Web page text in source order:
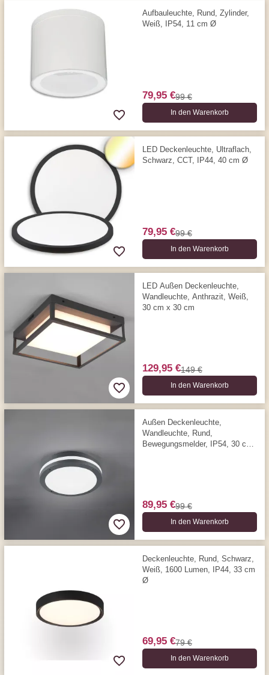
Aufbauleuchte, Rund, Zylinder,
Weiß, IP54, 11 cm Ø
79,95 €99 €
In den Warenkorb
LED Deckenleuchte, Ultraflach,
Schwarz, CCT, IP44, 40 cm Ø
79,95 €99 €
In den Warenkorb
LED Außen Deckenleuchte,
Wandleuchte, Anthrazit, Weiß,
30 cm x 30 cm
129,95 €149 €
In den Warenkorb
Außen Deckenleuchte,
Wandleuchte, Rund,
Bewegungsmelder, IP54, 30 cm
89,95 €99 €
In den Warenkorb
Deckenleuchte, Rund, Schwarz,
Weiß, 1600 Lumen, IP44, 33 cm
Ø
69,95 €79 €
In den Warenkorb